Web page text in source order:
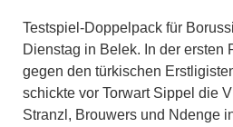
Testspiel-Doppelpack für
Dienstag in Belek. In der ersten
gegen den türkischen
schickte vor Torwart Sippel die
Stranzl, Brouwers und Ndenge